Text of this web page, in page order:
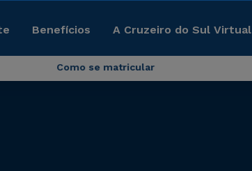
Benefícios A Cruzeiro do Sul Virtual
Como se matricular